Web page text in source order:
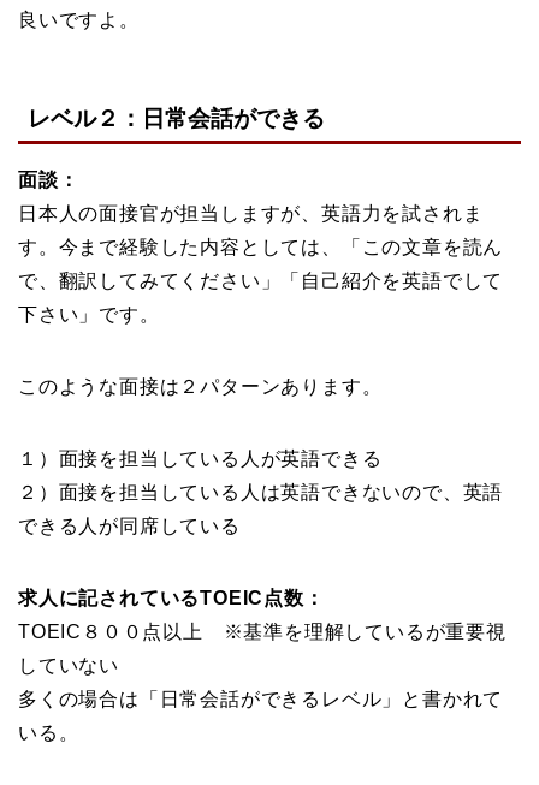
良いですよ。
レベル２：日常会話ができる
面談：
日本人の面接官が担当しますが、英語力を試されま
す。今まで経験した内容としては、「この文章を読ん
で、翻訳してみてください」「自己紹介を英語でして
下さい」です。
このような面接は２パターンあります。
１）面接を担当している人が英語できる
２）面接を担当している人は英語できないので、英語
できる人が同席している
求人に記されているTOEIC点数：
TOEIC８００点以上 ※基準を理解しているが重要視
していない
多くの場合は「日常会話ができるレベル」と書かれて
いる。